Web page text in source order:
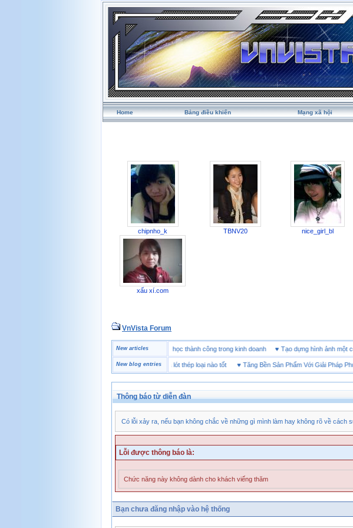
Home Bảng điều khiển Mạng xã hội
chipnho_k TBNV20 nice_girl_bl
xấu xí.com
VnVista Forum
New articles
Một số câu hỏi phỏng vấn “đặc biệt” của Microsoft 4 bài học thành công trong kinh doanh ♥Tạo dựng hình ảnh
New blog entries
Giày bảo hộ lót Kevlar và lót thép loại nào tốt♥ Tăng Bền Sản Phẩm Với Giải Pháp Phụ
Thông báo từ diễn đàn
Có lỗi xảy ra, nếu bạn không chắc về những gì mình làm hay không rõ về cách
Lỗi được thông báo là:
Chức năng này không dành cho khách viếng thăm
Bạn chưa đăng nhập vào hệ thống